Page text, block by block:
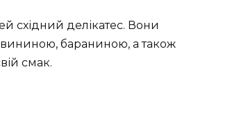
східний делікатес. Вони
бараниною, а також
смак.